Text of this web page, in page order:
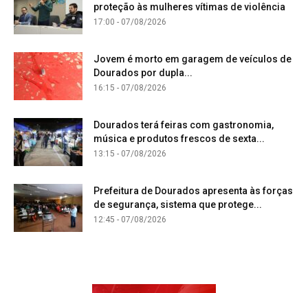
proteção às mulheres vítimas de violência
17:00 - 07/08/2026
Jovem é morto em garagem de veículos de
Dourados por dupla...
16:15 - 07/08/2026
Dourados terá feiras com gastronomia,
música e produtos frescos de sexta...
13:15 - 07/08/2026
Prefeitura de Dourados apresenta às forças
de segurança, sistema que protege...
12:45 - 07/08/2026